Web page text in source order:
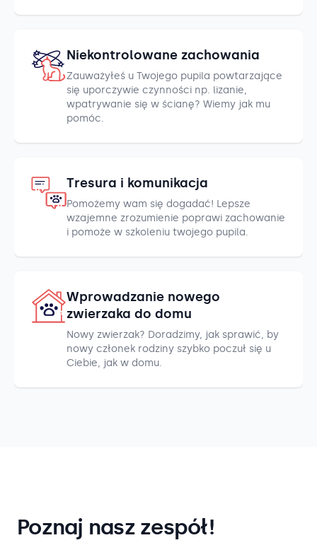
Niekontrolowane zachowania
Zauważyłeś u Twojego pupila powtarzające
się uporczywie czynności np. lizanie,
wpatrywanie się w ścianę? Wiemy jak mu
pomóc.
Tresura i komunikacja
Pomożemy wam się dogadać! Lepsze
wzajemne zrozumienie poprawi zachowanie
i pomoże w szkoleniu twojego pupila.
Wprowadzanie nowego
zwierzaka do domu
Nowy zwierzak? Doradzimy, jak sprawić, by
nowy członek rodziny szybko poczuł się u
Ciebie, jak w domu.
Poznaj nasz zespół!